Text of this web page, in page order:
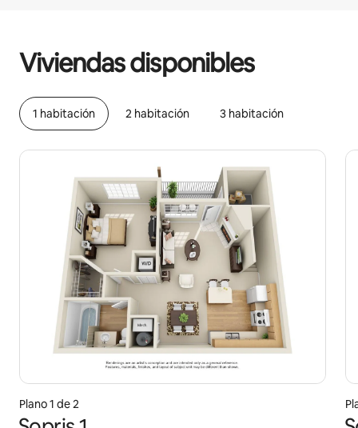
Viviendas disponibles
1 habitación 2 habitación 3 habitación
Plano 1 de 2